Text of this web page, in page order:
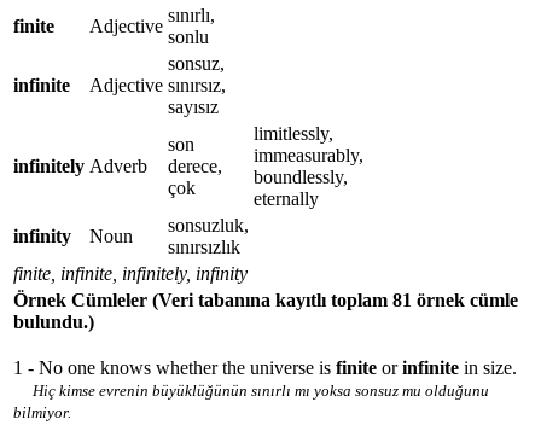
finite
Adjective
sınırlı,
sonlu
infinite Adjective
sonsuz,
sınırsız,
sayısız
infinitely Adverb
son
derece,
çok
limitlessly,
immeasurably,
boundlessly,
eternally
infinity
Noun
sonsuzluk,
sınırsızlık
finite, infinite, infinitely, infinity
Örnek Cümleler (Veri tabanına kayıtlı toplam 81 örnek cümle
bulundu.)
1 - No one knows whether the universe is finite orinfinite in size.
Hiç kimse evrenin büyüklüğünün sınırlı mı yoksa sonsuz mu olduğunu
bilmiyor.